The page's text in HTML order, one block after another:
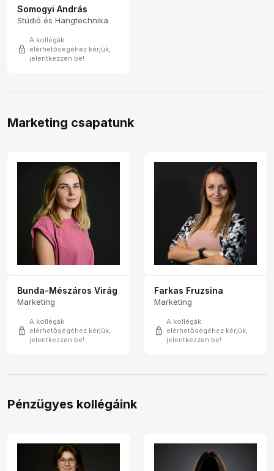
Somogyi András
Stúdió és Hangtechnika
lock
A kollégák
elérhetőségéhez kérjük,
jelentkezzen be!
Marketing csapatunk
Bunda-Mészáros Virág
Marketing
lock
A kollégák
elérhetőségéhez kérjük,
jelentkezzen be!
Farkas Fruzsina
Marketing
lock
A kollégák
elérhetőségéhez kérjük,
jelentkezzen be!
Pénzügyes kollégáink